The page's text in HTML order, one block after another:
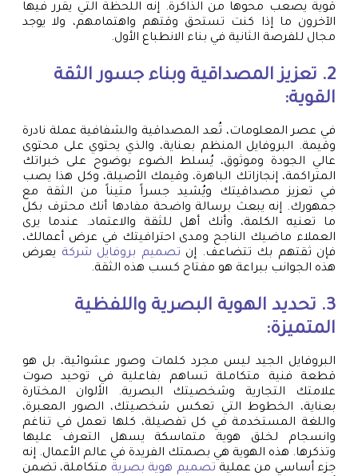
قوية يصعب محوها من الذاكرة. إنه اللحظة التي يقرر فيها
الآخرون ما إذا كنت تستحق وقتهم واهتمامهم، ولا يوجد
مجال للفرصة الثانية في بناء الانطباع الأول.
2. تعزيز المصداقية وبناء جسور الثقة
القوية:
في عصر المعلومات، تُعد المصداقية والشفافية عملة نادرة
وقيمة. البروفايل المنظم بعناية، والذي يحتوي على محتوى
عالي الجودة وموثوق، يُسلط الضوء بوضوح على خبراتك
المتراكمة، إنجازاتك الباهرة، وقيمك الأصيلة، وكل هذا يصب
في تعزيز مصداقيتك ويُشيد جسراً متيناً من الثقة مع
جمهورك. إنه يبعث برسالة واضحة مفادها أنك محترف بكل
ما تعنيه الكلمة، وأنك أهل للثقة والاعتماد. عندما يرى
العملاء ماضيك الناجح ومدى احترافيتك في عرض أعمالك،
فإن ثقتهم بك تتضاعف. إن تصميم بروفايل شركة يعرض
هذه الجوانب ببراعة هو مفتاح كسب هذه الثقة.
3. تحديد الهوية البصرية واللفظية
المتميزة:
البروفايل الجيد ليس مجرد كلمات وصور عشوائية، بل هو
قطعة فنية متكاملة تساهم بفاعلية في توحيد صوت
علامتك التجارية وشخصيتك البصرية. الألوان المختارة
بعناية، الخطوط التي تعكس شخصيتك، الصور المعبرة،
واللغة المستخدمة في كل تفصيلة، كلها تعمل في تناغم
وانسجام لخلق هوية متماسكة يسهل التعرف عليها
وتذكرها. هذه الهوية هي بصمتك الفريدة في عالم الأعمال. إنه
جزء أساسي من عملية تصميم هوية بصرية متكاملة، تضمن